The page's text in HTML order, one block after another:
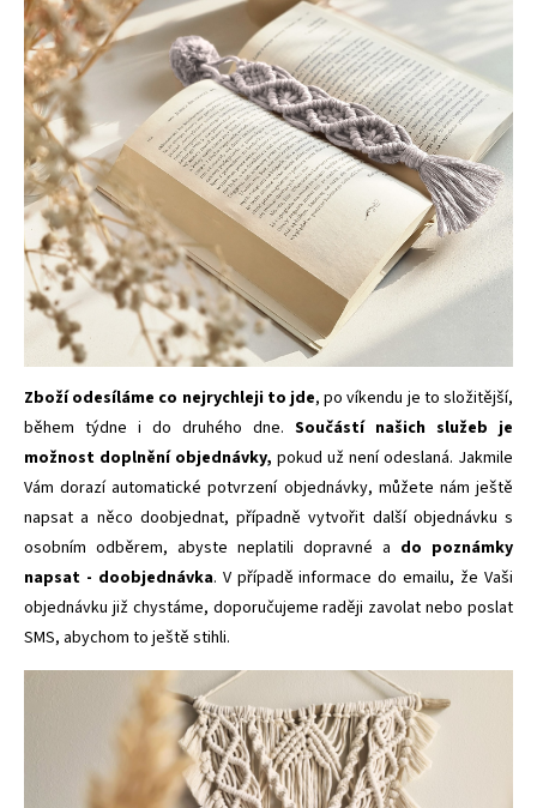
Zboží odesíláme co nejrychleji to jde, po víkendu je to složitější,
během týdne i do druhého dne. Součástí našich služeb je
možnost doplnění objednávky, pokud už není odeslaná. Jakmile
Vám dorazí automatické potvrzení objednávky, můžete nám ještě
napsat a něco doobjednat, případně vytvořit další objednávku s
osobním odběrem, abyste neplatili dopravné a do poznámky
napsat - doobjednávka. V případě informace do emailu, že Vaši
objednávku již chystáme, doporučujeme raději zavolat nebo poslat
SMS, abychom to ještě stihli.